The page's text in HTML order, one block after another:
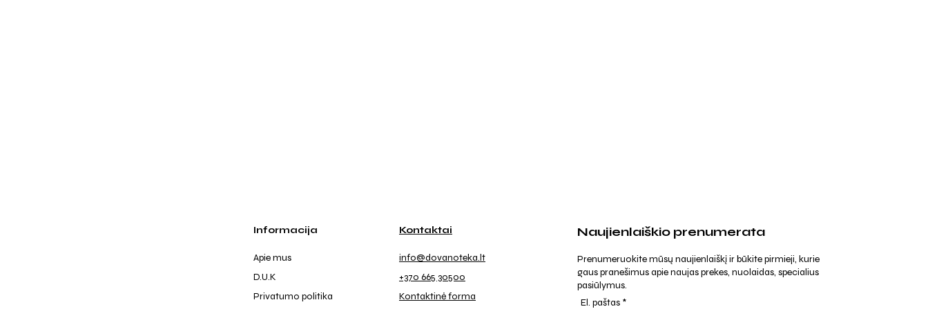
Informacija
Apie mus
D.U.K
Privatumo politika
Kontaktai
info@dovanoteka.lt
+370 665 30500
Kontaktinė forma
Naujienlaiškio prenumerata
Prenumeruokite mūsų naujienlaiškį ir būkite pirmieji, kurie
gaus pranešimus apie naujas prekes, nuolaidas, specialius
pasiūlymus.
El. paštas